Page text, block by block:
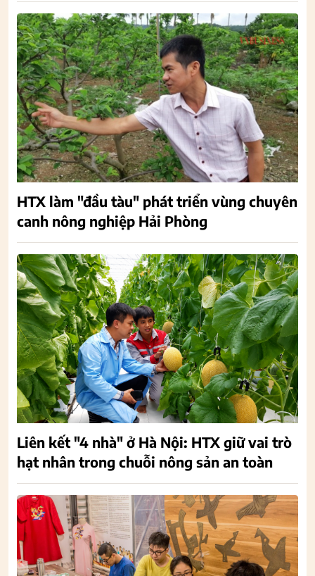
HTX làm "đầu tàu" phát triển vùng chuyên
canh nông nghiệp Hải Phòng
Liên kết "4 nhà" ở Hà Nội: HTX giữ vai trò
hạt nhân trong chuỗi nông sản an toàn